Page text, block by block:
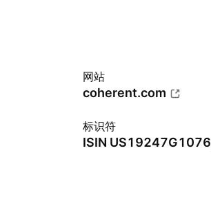
网站
coherent.com
标识符
ISIN US19247G1076